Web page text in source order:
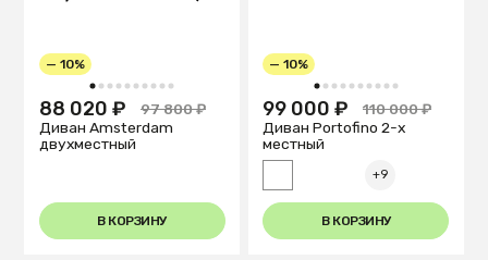
1 2 3 4 5 6 7 8 9 10
— 10%
88 020 ₽
97 800 ₽
Диван Amsterdam
двухместный
В КОРЗИНУ
1 2 3 4 5 6 7 8 9 10
— 10%
99 000 ₽
110 000 ₽
Диван Portofino 2-х
местный
+9
В КОРЗИНУ